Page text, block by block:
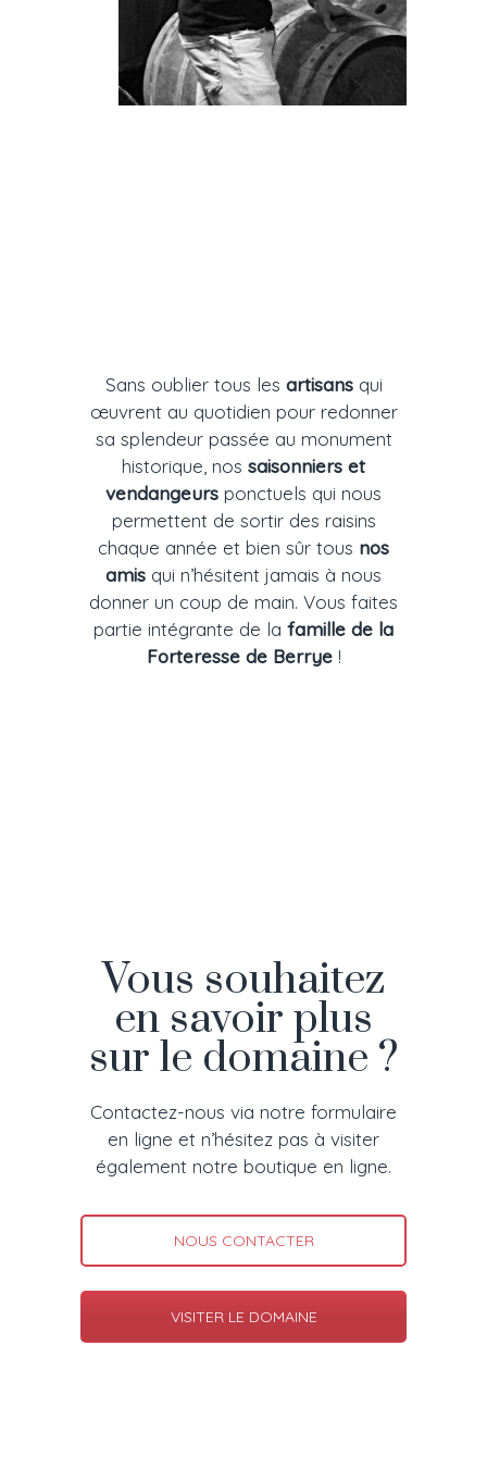
Sans oublier tous les artisansqui
œuvrent au quotidien pour redonner
sa splendeur passée au monument
historique, nos saisonniers et
vendangeurs ponctuels qui nous
permettent de sortir des raisins
chaque année et bien sûr tous nos
amis qui n’hésitent jamais à nous
donner un coup de main. Vous faites
partie intégrante de la famille de la
Forteresse de Berrye!
Vous souhaitez
en savoir plus
sur le domaine ?
Contactez-nous via notre formulaire
en ligne et n’hésitez pas à visiter
également notre boutique en ligne.
NOUS CONTACTER
VISITER LE DOMAINE